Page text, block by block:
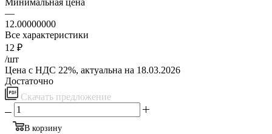
Минимальная цена
—
12.00000000
Все характеристики
12 ₽
/шт
Цена с НДС 22%, актуальна на 18.03.2026
Достаточно
Скачать предложение
В корзину